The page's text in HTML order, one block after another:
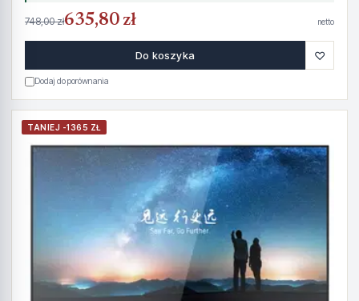
748,00 zł635,80 zł netto
Do koszyka ♡
Dodaj do porównania
TANIEJ -1365 ZŁ